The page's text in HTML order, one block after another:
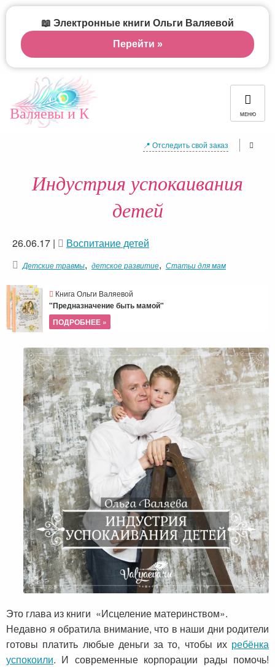
Валяевы и К МЕНЮ
📍 Отследить свой заказ
Индустрия успокаивания
детей
26.06.17 | Воспитание детей
Детские травмы, детское развитие, Статьи для мам
Книга Ольги Валяевой
"Предназначение быть мамой"
ПОДРОБНЕЕ »
Это глава из книги «Исцеление материнством».
Недавно я обратила внимание, что в наши дни родители
готовы платить любые деньги за то, чтобы их ребёнка
успокоили. И современные корпорации рады помочь!
📖 Электронные книги Ольги Валяевой
Перейти »